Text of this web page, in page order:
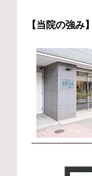
【当院の強み】